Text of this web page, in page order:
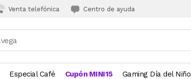
Venta telefónica Centro de ayuda
Especial Café Cupón MINI15 Gaming Día del Niño